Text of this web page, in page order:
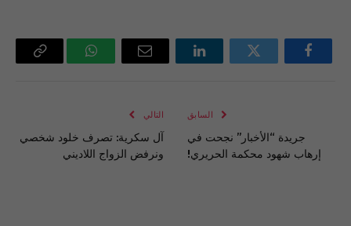
فيسبوك تويتر لينكدإن
البريد
واتساب Copy
السابق
جريدة “الأخبار” نجحت في
إرهاب شهود محكمة الحريري!
التالي
آل سكرية: تصرف خلود شخصي
ونرفض الزواج اللاديني